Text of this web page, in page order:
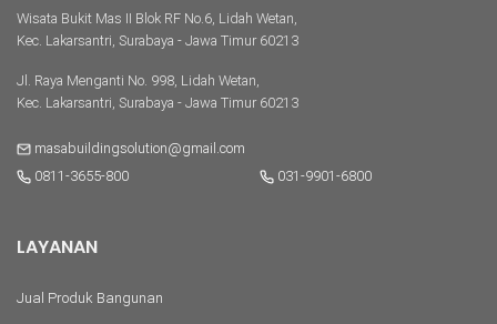
Wisata Bukit Mas II Blok RF No.6, Lidah Wetan,
Kec. Lakarsantri, Surabaya - Jawa Timur 60213
Jl. Raya Menganti No. 998, Lidah Wetan,
Kec. Lakarsantri, Surabaya - Jawa Timur 60213
masabuildingsolution@gmail.com
0811-3655-800
031-9901-6800
LAYANAN
Jual Produk Bangunan